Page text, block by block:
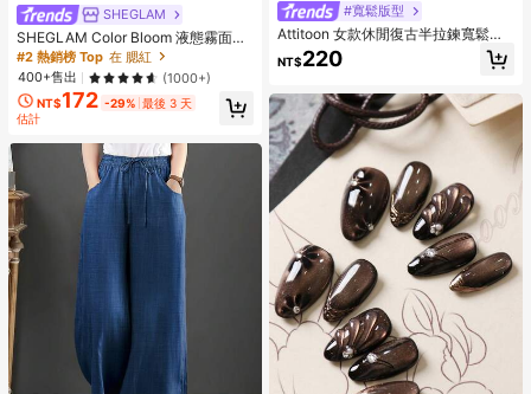
SHEGLAM
SHEGLAM Color Bloom 液態霧面腮
紅-Love Cake 品牌美妝化妝品 適合
女士與女孩
#2 熱銷榜 Top 在 腮紅
400+售出
(1000+)
NT$172 -29% 最後 3 天
估計
#寬鬆版型
Attitoon 女款休閒復古半拉鍊寬鬆衛
衣，秋冬款，學院風，街頭風，適合
日常通勤、約會、聚會、夏季、聖誕
灘、畢業典禮，優雅休閒外出穿搭
NT$220